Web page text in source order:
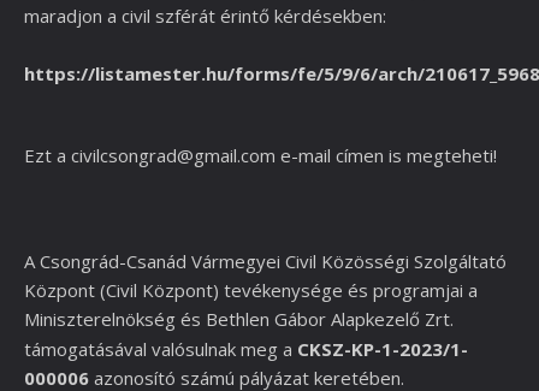
maradjon a civil szférát érintő kérdésekben:
https://listamester.hu/forms/fe/5/9/6/arch/
Ezt a civilcsongrad@gmail.com e-mail címen is megteheti!
A Csongrád-Csanád Vármegyei Civil Közösségi Szolgáltató
Központ (Civil Központ) tevékenysége és programjai a
Miniszterelnökség és Bethlen Gábor Alapkezelő Zrt.
támogatásával valósulnak meg a CKSZ-KP-1-2023/1-
000006 azonosító számú pályázat keretében.